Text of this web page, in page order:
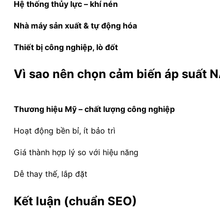
Hệ thống thủy lực – khí nén
Nhà máy sản xuất & tự động hóa
Thiết bị công nghiệp, lò đốt
Vì sao nên chọn cảm biến áp suất
Thương hiệu Mỹ – chất lượng công nghiệp
Hoạt động bền bỉ, ít bảo trì
Giá thành hợp lý so với hiệu năng
Dễ thay thế, lắp đặt
Kết luận (chuẩn SEO)